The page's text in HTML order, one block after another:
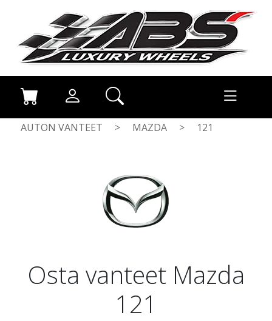
AUTON VANTEET > MAZDA > 121
Osta vanteet Mazda
121